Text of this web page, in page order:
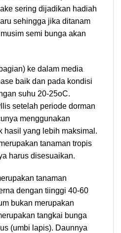
sering dijadikan hadiah
sehingga jika ditanam
semi bunga akan
ke dalam media
baik dan pada kondisi
suhu 20-25oC.
setelah periode dorman
menggunakan
hasil yang lebih maksimal.
tanaman tropis
harus disesuaikan.
tanaman
dengan tiinggi 40-60
bukan merupakan
tangkai bunga
(umbi lapis). Daunnya